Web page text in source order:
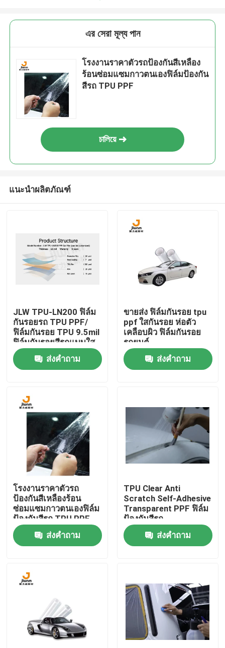
เกี่ยวกับเรา
ทัวร์โรงงาน
ควบคุมคุณภาพ
ติดต่อเรา
ข่าว
ทุกกรณี
ฟิล์ม TPU PPF
এর সেরা মূল্য পান
โรงงานราคาตัวรถป้องกันสีเหลือง
ร้อนซ่อมแซมกาวตนเองฟิล์มป้องกัน
สีรถ TPU PPF
চালিয়ে
แนะนำผลิตภัณฑ์
JLW TPU-LN200 ฟิล์ม
กันรอยรถ TPU PPF/
ฟิล์มกันรอย TPU 9.5mil
ฟิล์มกันรอยสีรถแบบใส
สามารถปรับแต่งได้
ส่งคำถาม
ขายส่ง ฟิล์มกันรอย tpu
ppf ใสกันรอย ห่อตัว
เคลือบผิว ฟิล์มกันรอย
รถยนต์
ส่งคำถาม
โรงงานราคาตัวรถ
ป้องกันสีเหลืองร้อน
ซ่อมแซมกาวตนเองฟิล์ม
ป้องกันสีรถ TPU PPF
ส่งคำถาม
TPU Clear Anti
Scratch Self-Adhesive
Transparent PPF ฟิล์ม
ป้องกันสีรถ
ส่งคำถาม